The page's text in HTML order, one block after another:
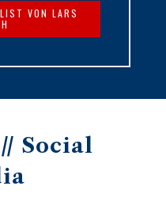
VON LARS
Social